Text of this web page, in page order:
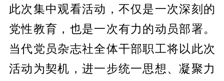
此次集中观看活动，不仅是一次深刻的
党性教育，也是一次有力的动员部署。
当代党员杂志社全体干部职工将以此次
活动为契机，进一步统一思想、凝聚力